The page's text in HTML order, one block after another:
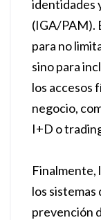
identidades
(IGA/PAM).
para no
sino para
los accesos
negocio,
I+D o
Finalmente,
los
prevención